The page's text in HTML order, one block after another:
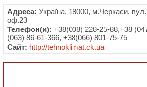
Адреса: Україна, 18000, м.Черкаси,
оф.23
Телефон(и): +38(098) 228-25-88,+38
(063) 86-61-366, +38(066) 801-75-75
Сайт: http://tehnoklimat.ck.ua